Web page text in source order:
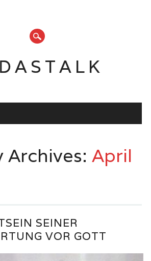
Archives: April
SEINER
VOR GOTT